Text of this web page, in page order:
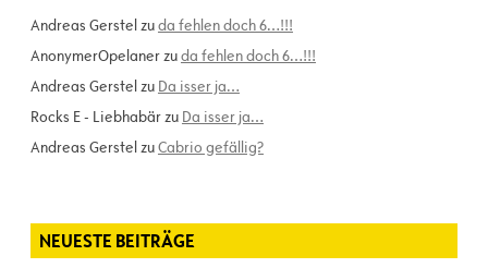
Andreas Gerstelzuda fehlen doch 6…!!!
AnonymerOpelanerzuda fehlen doch 6…!!!
Andreas Gerstelzu Da isser ja…
Rocks E - Liebhabärzu Da isser ja…
Andreas GerstelzuCabrio gefällig?
NEUESTE BEITRÄGE